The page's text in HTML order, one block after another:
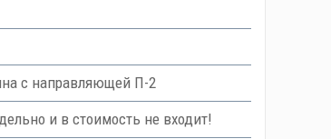
с направляющей П-2
и в стоимость не входит!